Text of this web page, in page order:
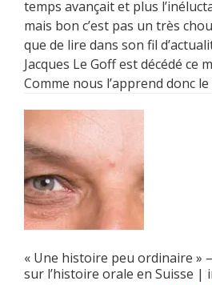
temps avançait et plus
mais bon c’est pas un très
que de lire dans son fil
Jacques Le Goff est décédé ce
Comme nous l’apprend donc
« Une histoire peu ordinaire »
sur l’histoire orale en Suisse |